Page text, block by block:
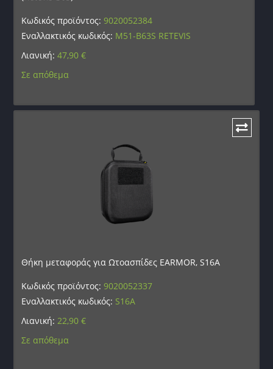
Κωδικός προϊόντος:9020052384
Εναλλακτικός κωδικός: M51-B63S RETEVIS
Λιανική:47,90€
Σε απόθεμα
Θήκη μεταφοράς για Ωτοασπίδες EARMOR, S16A
Κωδικός προϊόντος:9020052337
Εναλλακτικός κωδικός: S16A
Λιανική: 22,90€
Σε απόθεμα